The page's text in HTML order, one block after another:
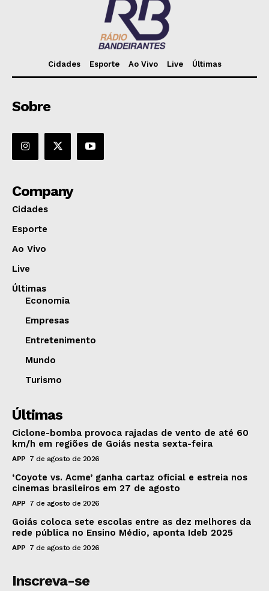
Cidades Esporte Ao Vivo Live Últimas
Sobre
Company
Cidades
Esporte
Ao Vivo
Live
Últimas
Economia
Empresas
Entretenimento
Mundo
Turismo
Últimas
Ciclone-bomba provoca rajadas de vento de até 60
km/h em regiões de Goiás nesta sexta-feira
APP 7 de agosto de 2026
‘Coyote vs. Acme’ ganha cartaz oficial e estreia nos
cinemas brasileiros em 27 de agosto
APP 7 de agosto de 2026
Goiás coloca sete escolas entre as dez melhores da
rede pública no Ensino Médio, aponta Ideb 2025
APP 7 de agosto de 2026
Inscreva-se